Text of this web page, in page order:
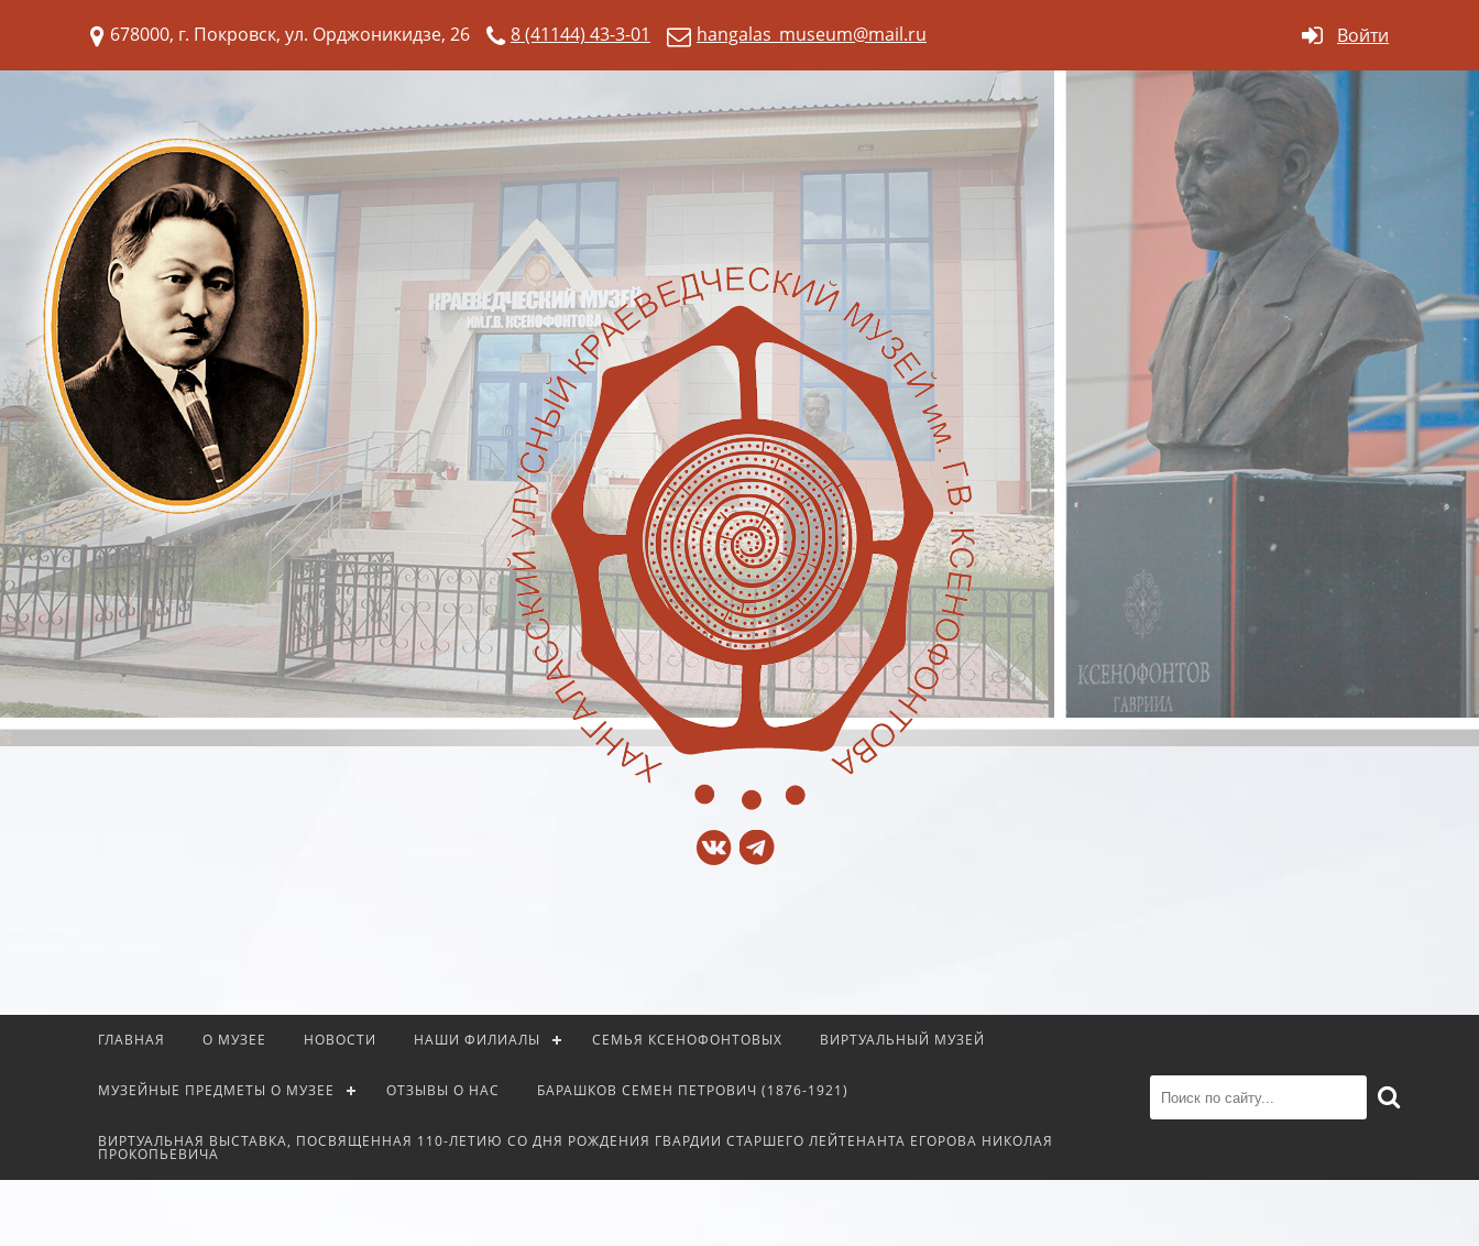
678000, г. Покровск, ул. Орджоникидзе, 26 8 (41144) 43-3-01 hangalas_museum@mail.ru Войти
ГЛАВНАЯ О МУЗЕЕ НОВОСТИ НАШИ ФИЛИАЛЫ СЕМЬЯ КСЕНОФОНТОВЫХ ВИРТУАЛЬНЫЙ МУЗЕЙ
МУЗЕЙНЫЕ ПРЕДМЕТЫ О МУЗЕЕ ОТЗЫВЫ О НАС БАРАШКОВ СЕМЕН ПЕТРОВИЧ (1876-1921)
ВИРТУАЛЬНАЯ ВЫСТАВКА, ПОСВЯЩЕННАЯ 110-ЛЕТИЮ СО ДНЯ РОЖДЕНИЯ ГВАРДИИ СТАРШЕГО ЛЕЙТЕНАНТА ЕГОРОВА НИКОЛАЯ
ПРОКОПЬЕВИЧА